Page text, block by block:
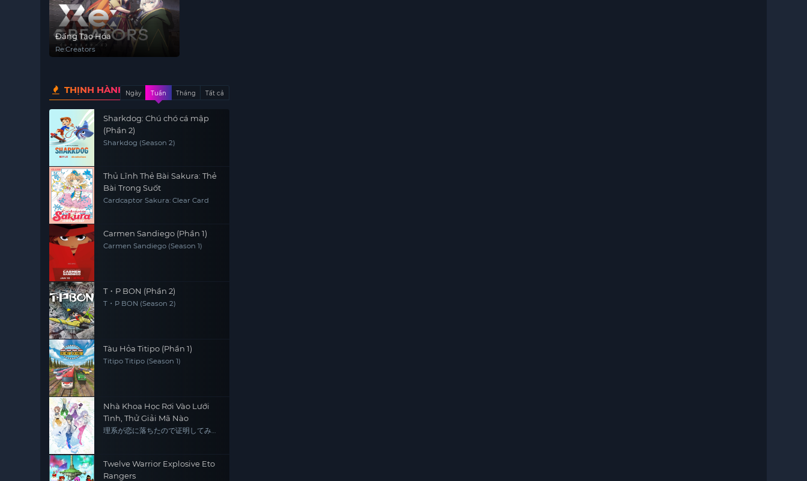
Đấng Tạo Hóa
Re:Creators
THỊNH HÀNHNgày Tuần Tháng Tất cả
Sharkdog: Chú chó cá mập
(Phần 2)
Sharkdog (Season 2)
Thủ Lĩnh Thẻ Bài Sakura: Thẻ
Bài Trong Suốt
Cardcaptor Sakura: Clear Card
Carmen Sandiego (Phần 1)
Carmen Sandiego (Season 1)
T・P BON (Phần 2)
T・P BON (Season 2)
Tàu Hỏa Titipo (Phần 1)
Titipo Titipo (Season 1)
Nhà Khoa Học Rơi Vào Lưới
Tình, Thử Giải Mã Nào
理系が恋に落ちたので证明してみ
Twelve Warrior Explosive Eto
Rangers